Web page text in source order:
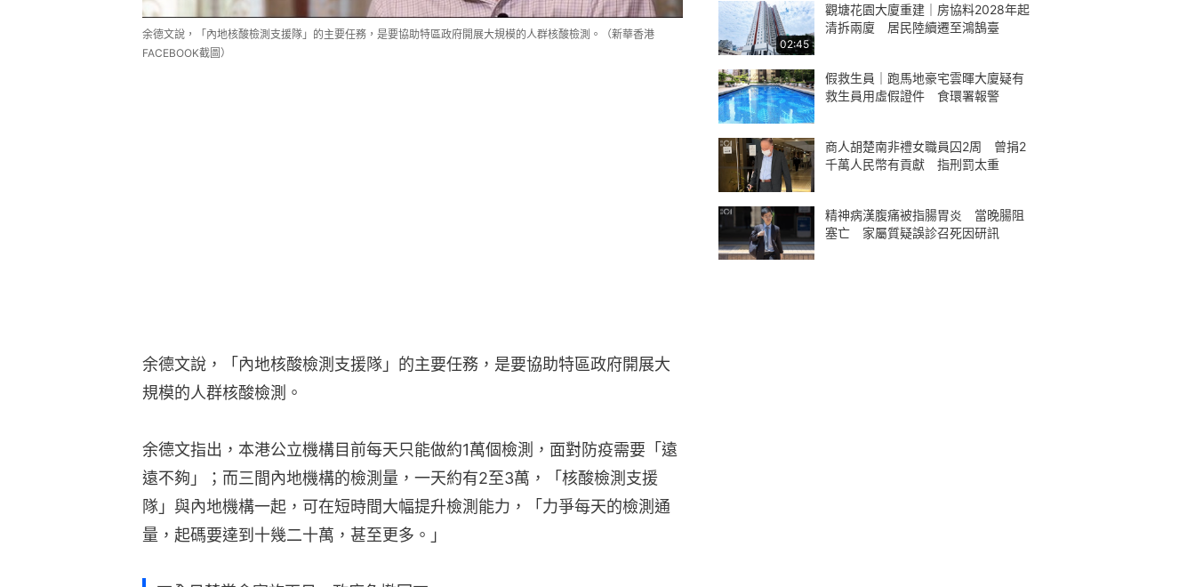
余德文說，「內地核酸檢測支援隊」的主要任務，是要協助特區政府開展大規模的人群核酸檢測。（新華香港
FACEBOOK截圖）
余德文說，「內地核酸檢測支援隊」的主要任務，是要協助特區政府開展大
規模的人群核酸檢測。
余德文指出，本港公立機構目前每天只能做約1萬個檢測，面對防疫需要「遠
遠不夠」；而三間內地機構的檢測量，一天約有2至3萬，「核酸檢測支援
隊」與內地機構一起，可在短時間大幅提升檢測能力，「力爭每天的檢測通
量，起碼要達到十幾二十萬，甚至更多。」
02:45
觀塘花園大廈重建｜房協料2028年起
清拆兩廈 居民陸續遷至鴻鵠臺
假救生員｜跑馬地豪宅雲暉大廈疑有
救生員用虛假證件 食環署報警
商人胡楚南非禮女職員囚2周 曾捐2
千萬人民幣有貢獻 指刑罰太重
精神病漢腹痛被指腸胃炎 當晚腸阻
塞亡 家屬質疑誤診召死因研訊